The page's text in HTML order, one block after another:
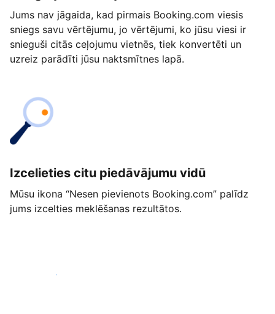
Jums nav jāgaida, kad pirmais Booking.com viesis
sniegs savu vērtējumu, jo vērtējumi, ko jūsu viesi ir
snieguši citās ceļojumu vietnēs, tiek konvertēti un
uzreiz parādīti jūsu naktsmītnes lapā.
Izcelieties citu piedāvājumu vidū
Mūsu ikona “Nesen pievienots Booking.com” palīdz
jums izcelties meklēšanas rezultātos.
Sākt jau šodien